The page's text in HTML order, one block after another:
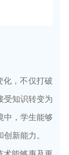
化，不仅打破
受知识转变为
中，学生能够
新能力。